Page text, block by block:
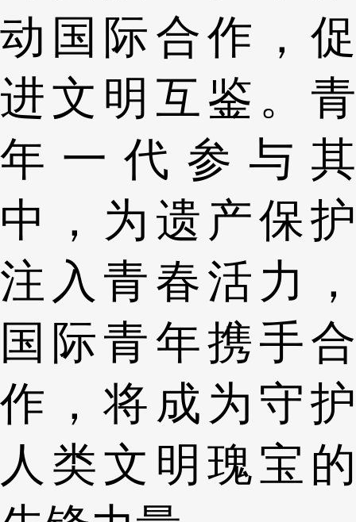
动国际合作，促
进文明互鉴。青
年一代参与其
中，为遗产保护
注入青春活力，
国际青年携手合
作，将成为守护
人类文明瑰宝的